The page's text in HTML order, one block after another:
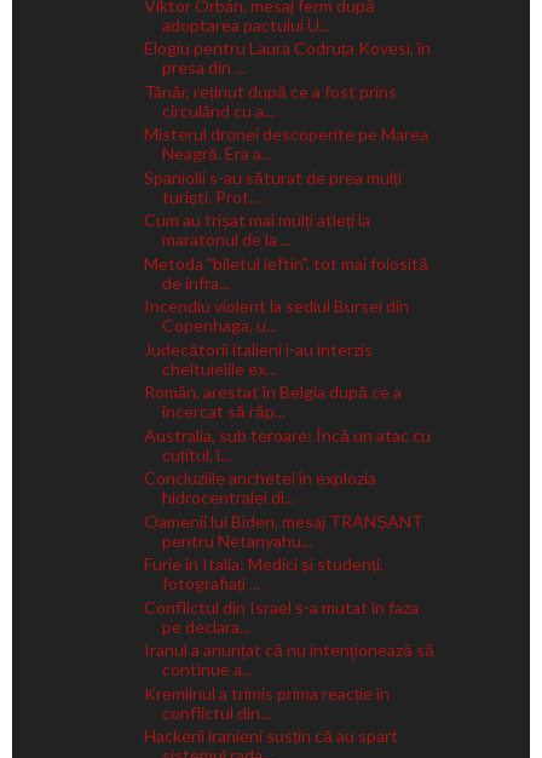
Viktor Orbán, mesaj ferm după
adoptarea pactului U...
Elogiu pentru Laura Codruța Kovesi, în
presa din ...
Tânăr, reținut după ce a fost prins
circulând cu a...
Misterul dronei descoperite pe Marea
Neagră. Era a...
Spaniolii s-au săturat de prea mulți
turiști. Prot...
Cum au trișat mai mulți atleți la
maratonul de la ...
Metoda "biletul ieftin", tot mai folosită
de infra...
Incendiu violent la sediul Bursei din
Copenhaga, u...
Judecătorii italieni i-au interzis
cheltuielile ex...
Român, arestat în Belgia după ce a
încercat să răp...
Australia, sub teroare: Încă un atac cu
cuțitul, î...
Concluziile anchetei în explozia
hidrocentralei di...
Oamenii lui Biden, mesaj TRANȘANT
pentru Netanyahu...
Furie în Italia: Medici și studenți,
fotografiați ...
Conflictul din Israel s-a mutat în faza
pe declara...
Iranul a anunțat că nu intenţionează să
continue a...
Kremlinul a trimis prima reacție în
conflictul din...
Hackerii iranieni susțin că au spart